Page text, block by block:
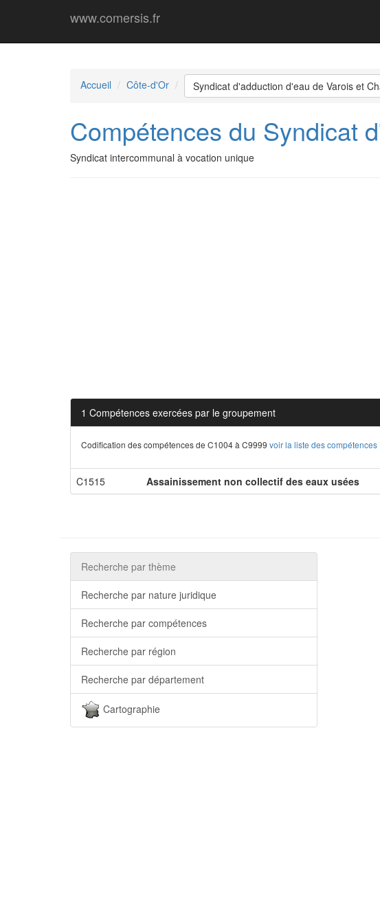
www.comersis.fr
Accueil Côte-d'Or Syndicat d'adduction d'eau de Varois et
Compétences du Syndicat
Syndicat intercommunal à vocation unique
1 Compétences exercées par le groupement
Codification des compétences de C1004 à C9999 voir la liste des compétences
C1515 Assainissement non collectif des eaux usées
Recherche par thème
Recherche par nature juridique
Recherche par compétences
Recherche par région
Recherche par département
Cartographie